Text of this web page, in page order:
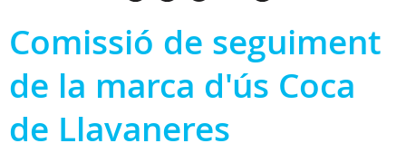
Comissió de seguiment
de la marca d'ús Coca
de Llavaneres